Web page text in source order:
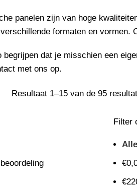
panelen zijn van hoge
formaten en vormen.
begrijpen dat je misschien een
met ons op.
Resultaat 1–15 van de 95
Filter
Alle
€
€